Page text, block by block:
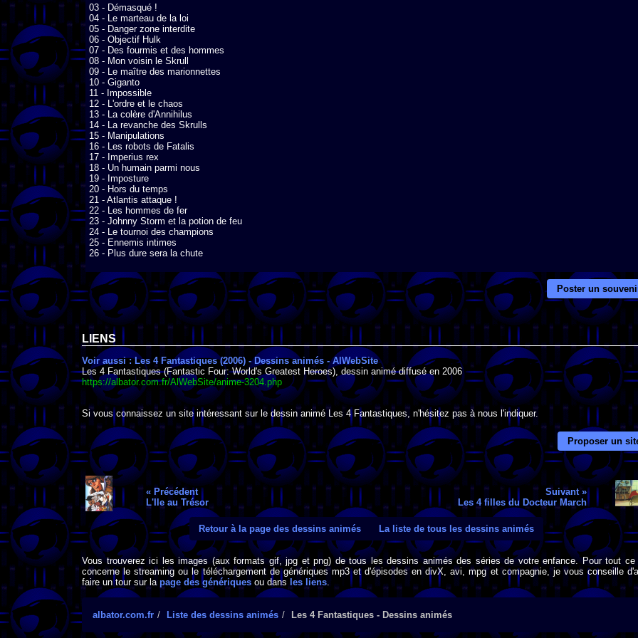
03 - Démasqué !
04 - Le marteau de la loi
05 - Danger zone interdite
06 - Objectif Hulk
07 - Des fourmis et des hommes
08 - Mon voisin le Skrull
09 - Le maître des marionnettes
10 - Giganto
11 - Impossible
12 - L'ordre et le chaos
13 - La colère d'Annihilus
14 - La revanche des Skrulls
15 - Manipulations
16 - Les robots de Fatalis
17 - Imperius rex
18 - Un humain parmi nous
19 - Imposture
20 - Hors du temps
21 - Atlantis attaque !
22 - Les hommes de fer
23 - Johnny Storm et la potion de feu
24 - Le tournoi des champions
25 - Ennemis intimes
26 - Plus dure sera la chute
Poster un
LIENS
Voir aussi : Les 4 Fantastiques (2006) - Dessins animés - AlWebSite
Les 4 Fantastiques (Fantastic Four: World's Greatest Heroes), dessin animé diffusé en 2006
https://albator.com.fr/AlWebSite/anime-3204.php
Si vous connaissez un site intéressant sur le dessin animé Les 4 Fantastiques, n'hésitez pas à nous l'indiquer.
Proposer un
« Précédent
L'Ile au Trésor
Suivant »
Les 4 filles du Docteur March
Retour à la page des dessins animés La liste de tous les dessins animés
Vous trouverez ici les images (aux formats gif, jpg et png) de tous les dessins animés des séries de votre enfance. Pour tout ce
concerne le streaming ou le téléchargement de génériques mp3 et d'épisodes en divX, avi, mpg et compagnie, je vous conseille
faire un tour sur la page des génériques ou dans les liens.
albator.com.fr Liste des dessins animés Les 4 Fantastiques - Dessins animés